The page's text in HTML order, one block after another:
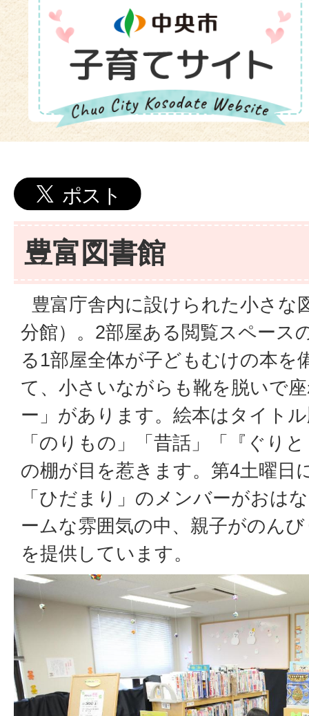
豊富図書館
豊富庁舎内に設けられた小さな
分館）。2部屋ある閲覧スペース
る1部屋全体が子どもむけの本を
て、小さいながらも靴を脱いで
ー」があります。絵本はタイト
「のりもの」「昔話」「『ぐり
の棚が目を惹きます。第4土曜日
「ひだまり」のメンバーがおは
ームな雰囲気の中、親子がのん
を提供しています。